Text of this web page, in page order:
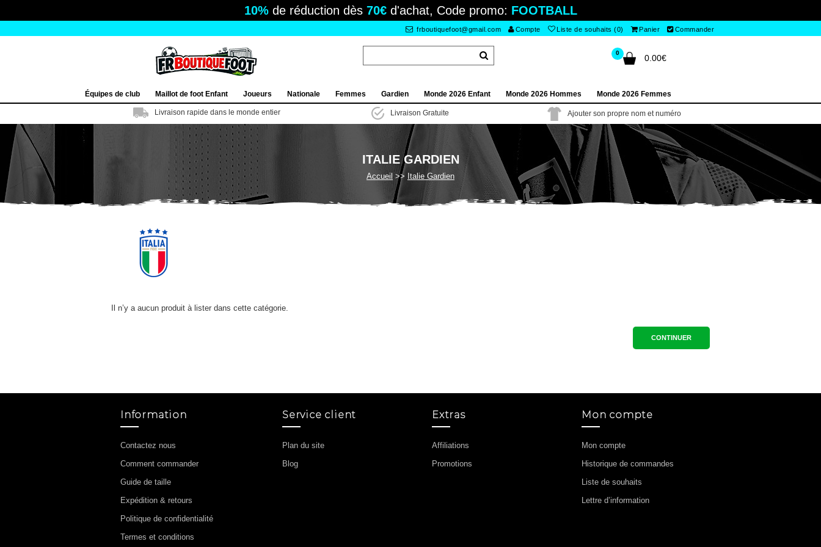
10%de réduction dès 70€d'achat, Code promo: FOOTBALL
frboutiquefoot@gmail.com Compte Liste de souhaits (0) Panier Commander
0
0.00€
Équipes de club Maillot de foot Enfant Joueurs Nationale Femmes Gardien Monde 2026 Enfant Monde 2026 Hommes Monde 2026 Femmes
Livraison rapide dans le monde entier Livraison Gratuite Ajouter son propre nom et numéro
ITALIE GARDIEN
Accueil Italie Gardien
Il n’y a aucun produit à lister dans cette catégorie.
CONTINUER
Information
Contactez nous
Comment commander
Guide de taille
Expédition & retours
Politique de confidentialité
Termes et conditions
Service client
Plan du site
Blog
Extras
Affiliations
Promotions
Mon compte
Mon compte
Historique de commandes
Liste de souhaits
Lettre d’information